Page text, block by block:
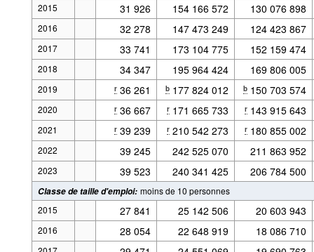
2015
31 926 154 166 572 130 076 898
2016 32 278 147 473 249 124 423 867
2017 33 741 173 104 775 152 159 474
2018 34 347 195 964 424 169 806 005
2019 r 36 261 b 177 824 012 b 150 703 574
2020 r 36 667 r 171 665 733 r 143 915 643
2021 r 39 239 r 210 542 273 r 180 855 002
2022 39 245 242 525 070 211 863 952
2023 39 523 240 341 425 206 784 500
Classe de taille d'emploi: moins de 10 personnes
2015
27 841 25 142 506 20 603 943
2016 28 054 22 648 919 18 086 710